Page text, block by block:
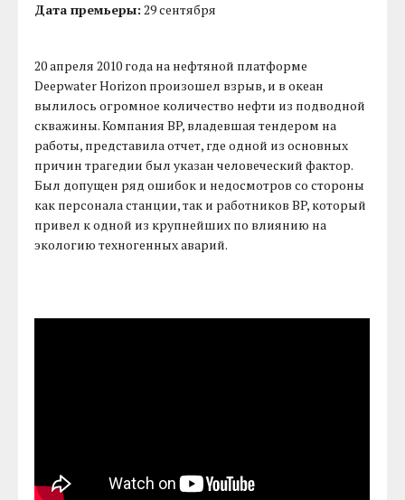
Дата премьеры: 29 сентября
20 апреля 2010 года на нефтяной платформе
Deepwater Horizon произошел взрыв, и в океан
вылилось огромное количество нефти из подводной
скважины. Компания BP, владевшая тендером на
работы, представила отчет, где одной из основных
причин трагедии был указан человеческий фактор.
Был допущен ряд ошибок и недосмотров со стороны
как персонала станции, так и работников BP, который
привел к одной из крупнейших по влиянию на
экологию техногенных аварий.